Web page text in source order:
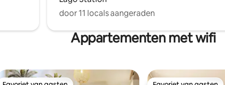
door 11 locals aangeraden
Appartementen met wifi